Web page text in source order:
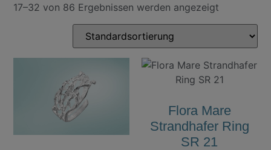
17–32 von 86 Ergebnissen werden angezeigt
Flora Mare
Strandhafer Ring
SR 21